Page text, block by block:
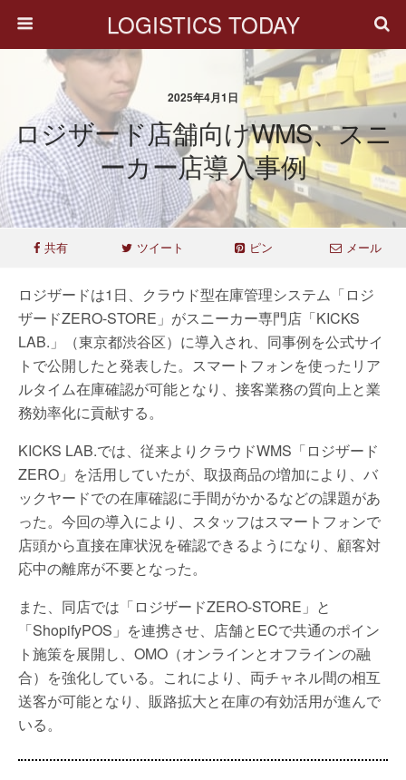
LOGISTICS TODAY
2025年4月1日
ロジザード店舗向けWMS、スニ
ーカー店導入事例
共有 ツイート ピン メール
ロジザードは1日、クラウド型在庫管理システム「ロジ
ザードZERO-STORE」がスニーカー専門店「KICKS
LAB.」（東京都渋谷区）に導入され、同事例を公式サイ
トで公開したと発表した。スマートフォンを使ったリア
ルタイム在庫確認が可能となり、接客業務の質向上と業
務効率化に貢献する。
KICKS LAB.では、従来よりクラウドWMS「ロジザード
ZERO」を活用していたが、取扱商品の増加により、バ
ックヤードでの在庫確認に手間がかかるなどの課題があ
った。今回の導入により、スタッフはスマートフォンで
店頭から直接在庫状況を確認できるようになり、顧客対
応中の離席が不要となった。
また、同店では「ロジザードZERO-STORE」と
「ShopifyPOS」を連携させ、店舗とECで共通のポイン
ト施策を展開し、OMO（オンラインとオフラインの融
合）を強化している。これにより、両チャネル間の相互
送客が可能となり、販路拡大と在庫の有効活用が進んで
いる。